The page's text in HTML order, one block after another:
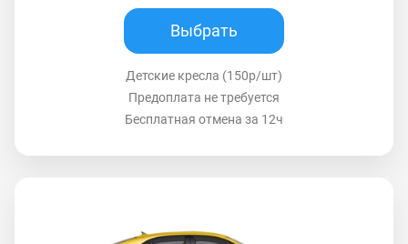
Выбрать
Детские кресла (150р/шт)
Предоплата не требуется
Бесплатная отмена за 12ч